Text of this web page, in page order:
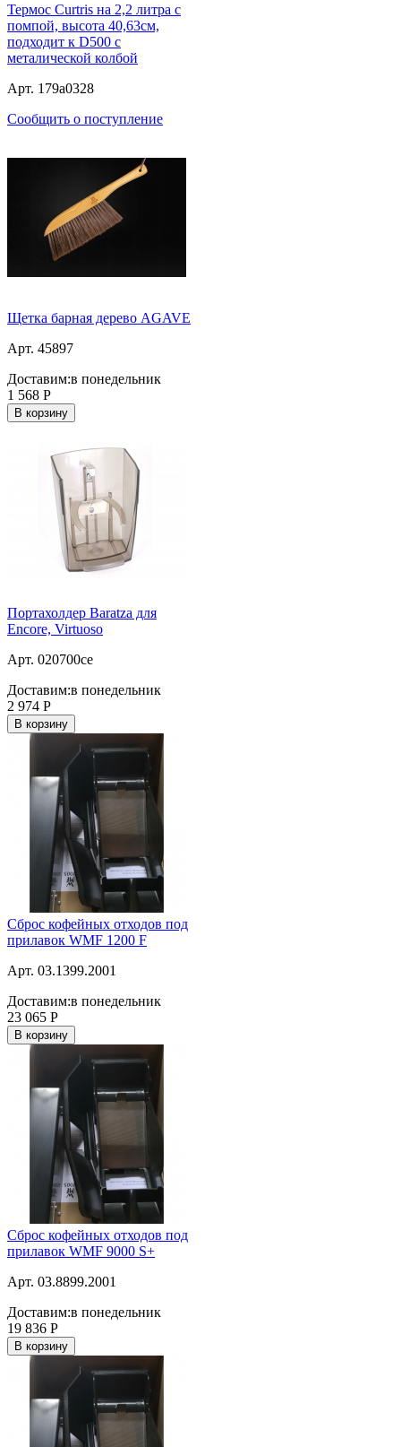
Термос Curtris на 2,2 литра с
помпой, высота 40,63см,
подходит к D500 с
металической колбой
Арт. 179a0328
Сообщить о поступление
Щетка барная дерево AGAVE
Арт. 45897
Доставим:в понедельник
1 568 Р
В корзину
Портахолдер Baratza для
Encore, Virtuoso
Арт. 020700ce
Доставим:в понедельник
2 974 Р
В корзину
Сброс кофейных отходов под
прилавок WMF 1200 F
Арт. 03.1399.2001
Доставим:в понедельник
23 065 Р
В корзину
Сброс кофейных отходов под
прилавок WMF 9000 S+
Арт. 03.8899.2001
Доставим:в понедельник
19 836 Р
В корзину